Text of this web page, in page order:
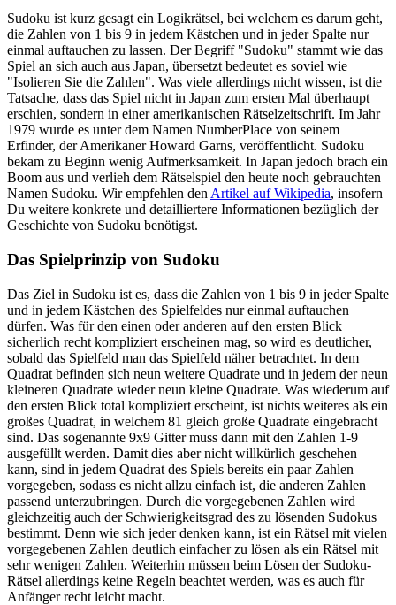
Sudoku ist kurz gesagt ein Logikrätsel, bei welchem es darum geht,
die Zahlen von 1 bis 9 in jedem Kästchen und in jeder Spalte nur
einmal auftauchen zu lassen. Der Begriff "Sudoku" stammt wie das
Spiel an sich auch aus Japan, übersetzt bedeutet es soviel wie
"Isolieren Sie die Zahlen". Was viele allerdings nicht wissen, ist die
Tatsache, dass das Spiel nicht in Japan zum ersten Mal überhaupt
erschien, sondern in einer amerikanischen Rätselzeitschrift. Im Jahr
1979 wurde es unter dem Namen NumberPlace von seinem
Erfinder, der Amerikaner Howard Garns, veröffentlicht. Sudoku
bekam zu Beginn wenig Aufmerksamkeit. In Japan jedoch brach ein
Boom aus und verlieh dem Rätselspiel den heute noch gebrauchten
Namen Sudoku. Wir empfehlen den Artikel auf Wikipedia, insofern
Du weitere konkrete und detailliertere Informationen bezüglich der
Geschichte von Sudoku benötigst.
Das Spielprinzip von Sudoku
Das Ziel in Sudoku ist es, dass die Zahlen von 1 bis 9 in jeder Spalte
und in jedem Kästchen des Spielfeldes nur einmal auftauchen
dürfen. Was für den einen oder anderen auf den ersten Blick
sicherlich recht kompliziert erscheinen mag, so wird es deutlicher,
sobald das Spielfeld man das Spielfeld näher betrachtet. In dem
Quadrat befinden sich neun weitere Quadrate und in jedem der neun
kleineren Quadrate wieder neun kleine Quadrate. Was wiederum auf
den ersten Blick total kompliziert erscheint, ist nichts weiteres als ein
großes Quadrat, in welchem 81 gleich große Quadrate eingebracht
sind. Das sogenannte 9x9 Gitter muss dann mit den Zahlen 1-9
ausgefüllt werden. Damit dies aber nicht willkürlich geschehen
kann, sind in jedem Quadrat des Spiels bereits ein paar Zahlen
vorgegeben, sodass es nicht allzu einfach ist, die anderen Zahlen
passend unterzubringen. Durch die vorgegebenen Zahlen wird
gleichzeitig auch der Schwierigkeitsgrad des zu lösenden Sudokus
bestimmt. Denn wie sich jeder denken kann, ist ein Rätsel mit vielen
vorgegebenen Zahlen deutlich einfacher zu lösen als ein Rätsel mit
sehr wenigen Zahlen. Weiterhin müssen beim Lösen der Sudoku-
Rätsel allerdings keine Regeln beachtet werden, was es auch für
Anfänger recht leicht macht.